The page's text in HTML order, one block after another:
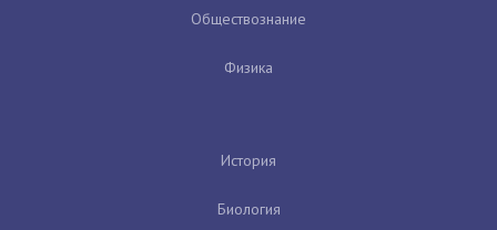
Обществознание
Физика
История
Биология